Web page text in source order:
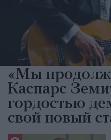
«Мы
Каспарс
гордостью
свой новый